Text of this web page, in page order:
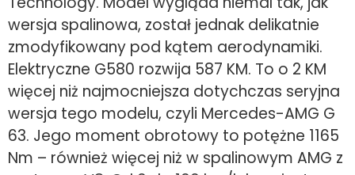
wersja spalinowa, został jednak delikatnie
zmodyfikowany pod kątem aerodynamiki.
Elektryczne G580 rozwija 587 KM. To o 2 KM
więcej niż najmocniejsza dotychczas seryjna
wersja tego modelu, czyli Mercedes-AMG G
63. Jego moment obrotowy to potężne 1165
Nm – również więcej niż w spalinowym AMG z